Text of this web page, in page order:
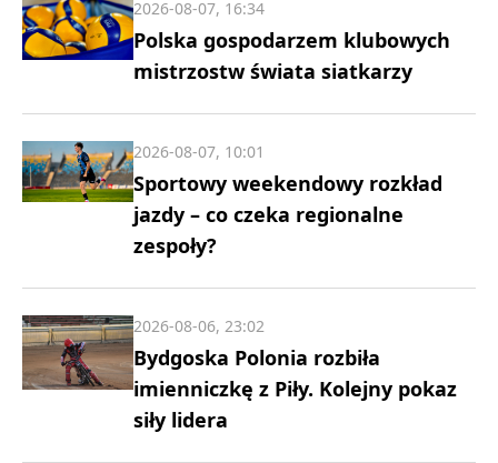
Polska gospodarzem klubowych
mistrzostw świata siatkarzy
2026-08-07, 16:34
Sportowy weekendowy rozkład
jazdy – co czeka regionalne
zespoły?
2026-08-07, 10:01
Bydgoska Polonia rozbiła
imienniczkę z Piły. Kolejny pokaz
siły lidera
2026-08-06, 23:02